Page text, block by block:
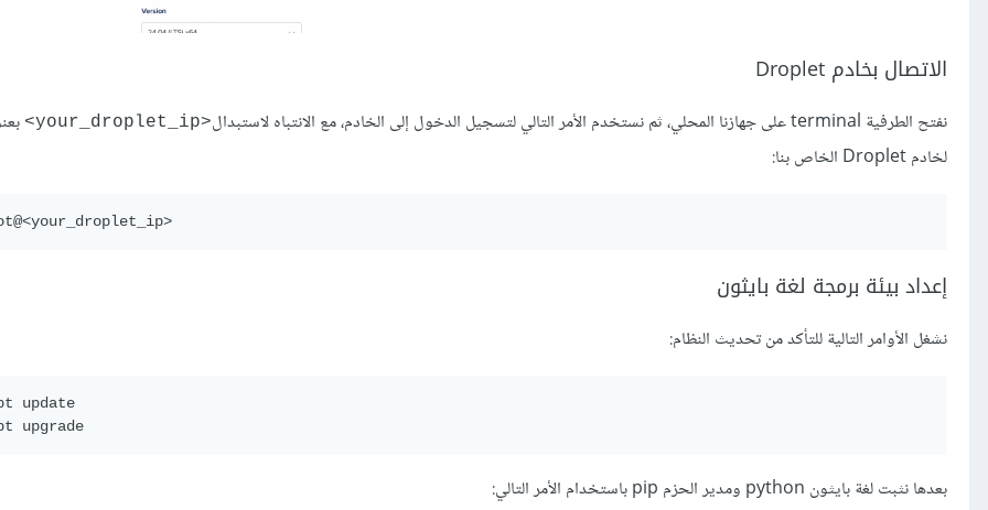
الاتصال بخادم Droplet
نفتح الطرفية terminal على جهازنا المحلي، ثم نستخدم الأمر التالي لتسجيل الدخول إلى الخادم، مع الانتباه لاستبدال <your_droplet_ip>
لخادم Droplet الخاص بنا:
إعداد بيئة برمجة لغة بايثون
نشغل الأوامر التالية للتأكد من تحديث النظام:
update
بعدها نثبت لغة بايثون python ومدير الحزم pip باستخدام الأمر التالي: